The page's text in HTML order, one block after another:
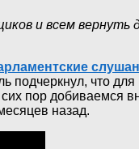
и всем вернуть
подчеркнул, что
пор добиваемся
назад.